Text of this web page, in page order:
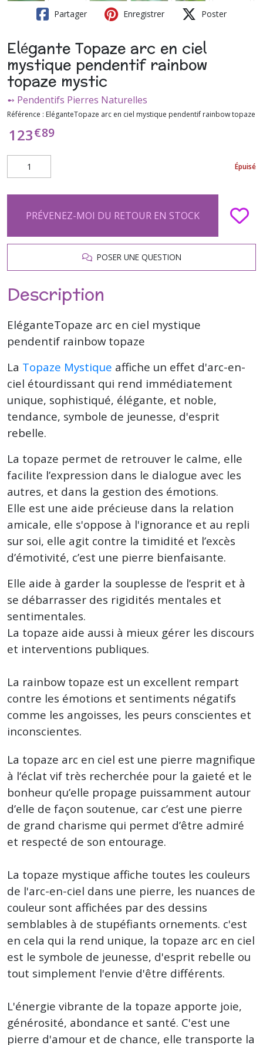
Partager Enregistrer Poster
Elégante Topaze arc en ciel
mystique pendentif rainbow
topaze mystic
➻ Pendentifs Pierres Naturelles
Référence : EléganteTopaze arc en ciel mystique pendentif rainbow topaze
123€89
Épuisé
PRÉVENEZ-MOI DU RETOUR EN STOCK
POSER UNE QUESTION
Description
EléganteTopaze arc en ciel mystique
pendentif rainbow topaze
La Topaze Mystique affiche un effet d'arc-en-
ciel étourdissant qui rend immédiatement
unique, sophistiqué, élégante, et noble,
tendance, symbole de jeunesse, d'esprit
rebelle.
La topaze permet de retrouver le calme, elle
facilite l’expression dans le dialogue avec les
autres, et dans la gestion des émotions.
Elle est une aide précieuse dans la relation
amicale, elle s'oppose à l'ignorance et au repli
sur soi, elle agit contre la timidité et l’excès
d’émotivité, c’est une pierre bienfaisante.
Elle aide à garder la souplesse de l’esprit et à
se débarrasser des rigidités mentales et
sentimentales.
La topaze aide aussi à mieux gérer les discours
et interventions publiques.
La rainbow topaze est un excellent rempart
contre les émotions et sentiments négatifs
comme les angoisses, les peurs conscientes et
inconscientes.
La topaze arc en ciel est une pierre magnifique
à l’éclat vif très recherchée pour la gaieté et le
bonheur qu’elle propage puissamment autour
d’elle de façon soutenue, car c’est une pierre
de grand charisme qui permet d’être admiré
et respecté de son entourage.
La topaze mystique affiche toutes les couleurs
de l'arc-en-ciel dans une pierre, les nuances de
couleur sont affichées par des dessins
semblables à de stupéfiants ornements. c'est
en cela qui la rend unique, la topaze arc en ciel
est le symbole de jeunesse, d'esprit rebelle ou
tout simplement l'envie d'être différents.
L'énergie vibrante de la topaze apporte joie,
générosité, abondance et santé. C'est une
pierre d'amour et de chance, elle transporte la